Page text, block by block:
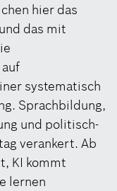
hier das
das mit
systematisch
Sprachbildung,
und politisch-
verankert. Ab
KI kommt
lernen